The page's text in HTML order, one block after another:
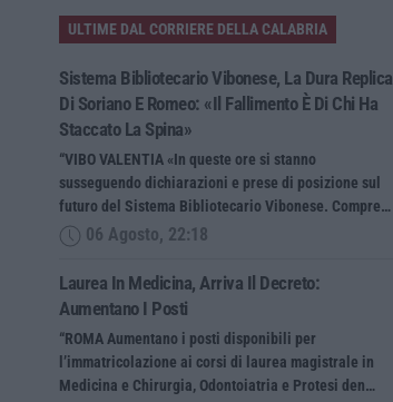
ULTIME DAL CORRIERE DELLA CALABRIA
Sistema Bibliotecario Vibonese, La Dura Replica
Di Soriano E Romeo: «Il Fallimento È Di Chi Ha
Staccato La Spina»
“VIBO VALENTIA «In queste ore si stanno
susseguendo dichiarazioni e prese di posizione sul
futuro del Sistema Bibliotecario Vibonese. Compre…
06 Agosto, 22:18
Laurea In Medicina, Arriva Il Decreto:
Aumentano I Posti
“ROMA Aumentano i posti disponibili per
l’immatricolazione ai corsi di laurea magistrale in
Medicina e Chirurgia, Odontoiatria e Protesi den…